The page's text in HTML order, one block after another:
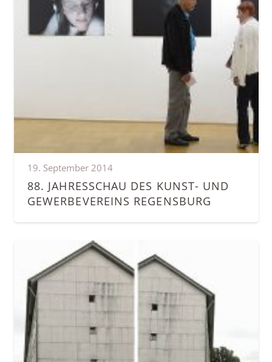
19. September 2014
88. JAHRESSCHAU DES KUNST- UND
GEWERBEVEREINS REGENSBURG